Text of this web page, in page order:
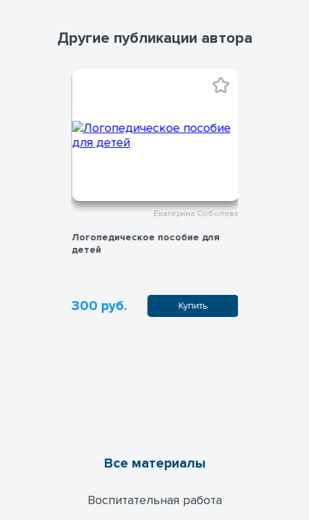
Другие публикации автора
Екатерина Соболева
Логопедическое пособие для
детей
300 руб. Купить
Все материалы
Воспитательная работа